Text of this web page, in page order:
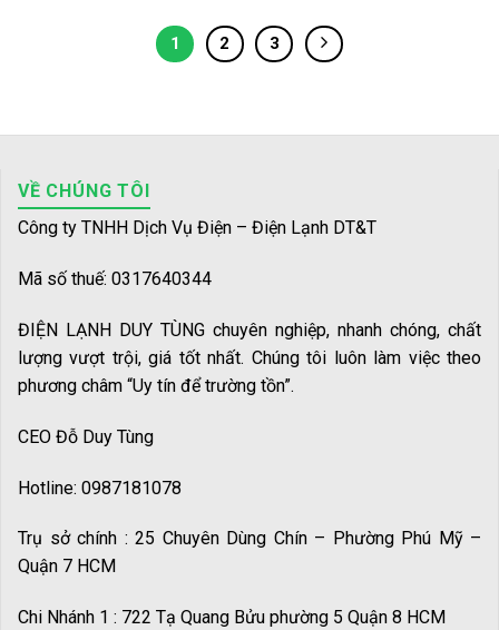
1 2 3
VỀ CHÚNG TÔI
Công ty TNHH Dịch Vụ Điện – Điện Lạnh DT&T
Mã số thuế: 0317640344
ĐIỆN LẠNH DUY TÙNG chuyên nghiệp, nhanh chóng, chất
lượng vượt trội, giá tốt nhất. Chúng tôi luôn làm việc theo
phương châm “Uy tín để trường tồn”.
CEO Đỗ Duy Tùng
Hotline: 0987181078
Trụ sở chính : 25 Chuyên Dùng Chín – Phường Phú Mỹ –
Quận 7 HCM
Chi Nhánh 1 : 722 Tạ Quang Bửu phường 5 Quận 8 HCM